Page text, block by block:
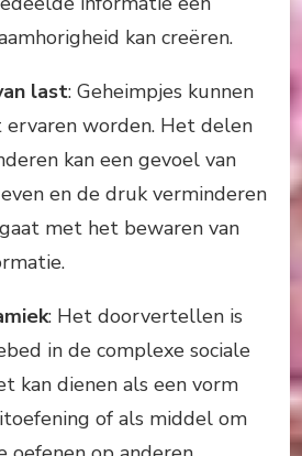
kan creëren.
last: Geheimpjes kunnen
ervaren worden. Het delen
kan een gevoel van
en de druk verminderen
met het bewaren van
: Het doorvertellen is
in de complexe sociale
kan dienen als een vorm
of als middel om